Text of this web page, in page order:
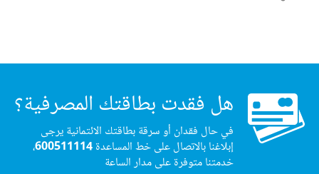
هل فقدت بطاقتك المصرفية؟
في حال فقدان أو سرقة بطاقتك الائتمانية يرجى
إبلاغنا بالاتصال على خط المساعدة600511114،
خدمتنا متوفرة على مدار الساعة